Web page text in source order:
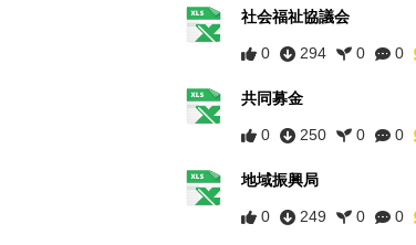
社会福祉協議会
0 294 0 0
共同募金
0 250 0 0
地域振興局
0 249 0 0